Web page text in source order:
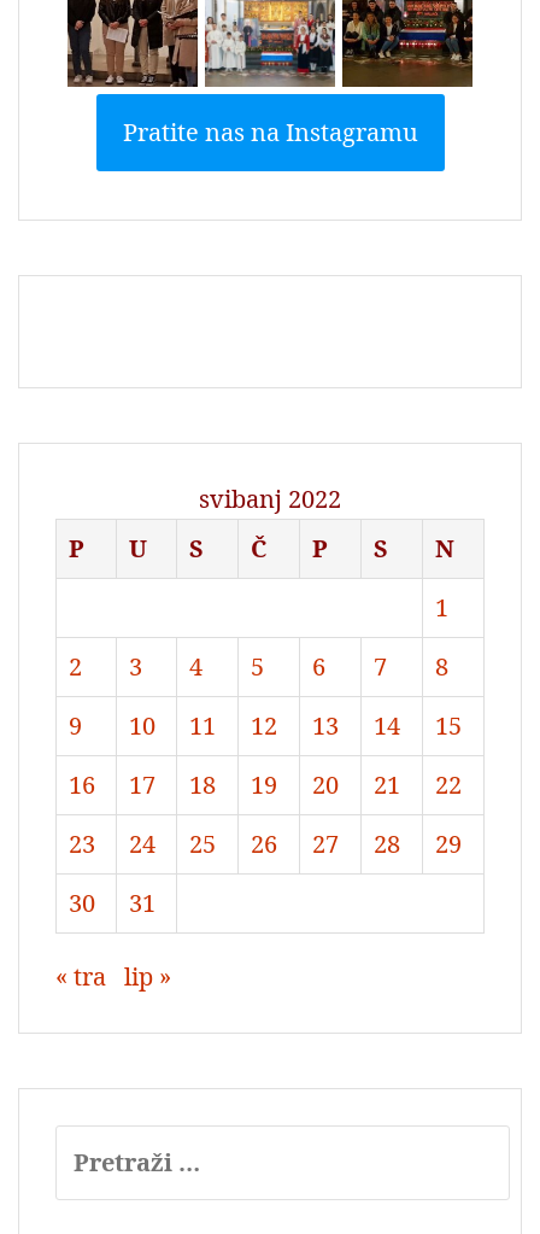
Pratite nas na Instagramu
svibanj 2022
P
U S Č P S
N
1
2
3 4 5 6 7
8
9
10 11 12 13 14
15
16
17 18 19 20 21
22
23
24 25 26 27 28
29
30
31
« tra lip »